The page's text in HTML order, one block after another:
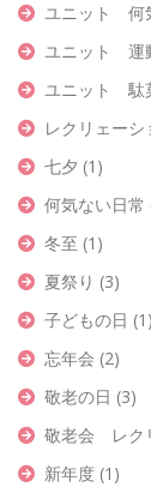
ユニット 何
ユニット 運
ユニット 駄
レクリェーシ
七夕 (1)
何気ない日常
冬至 (1)
夏祭り (3)
子どもの日 (1)
忘年会 (2)
敬老の日 (3)
敬老会 レク
新年度 (1)